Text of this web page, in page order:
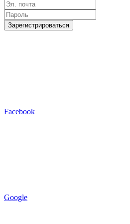
Зарегистрироваться
Facebook
Google